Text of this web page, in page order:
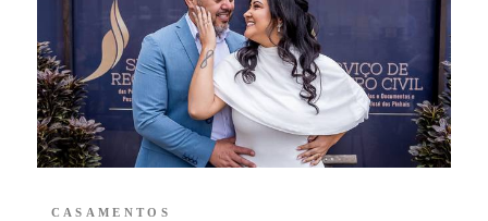
CASAMENTOS